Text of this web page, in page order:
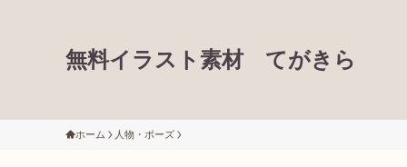
無料イラスト素材 てがきら
ホーム 人物・ポーズ